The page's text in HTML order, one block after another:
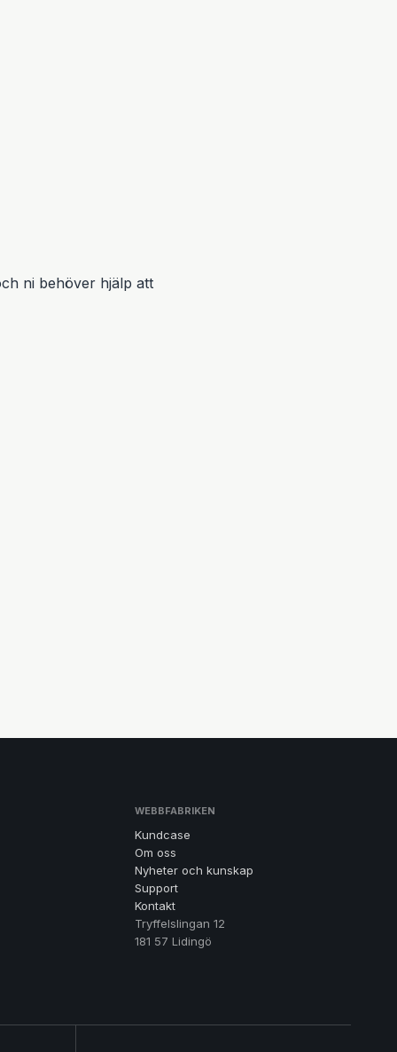
ni behöver hjälp att
WEBBFABRIKEN
Kundcase
Om oss
Nyheter och kunskap
Support
Kontakt
Tryffelslingan 12
181 57 Lidingö